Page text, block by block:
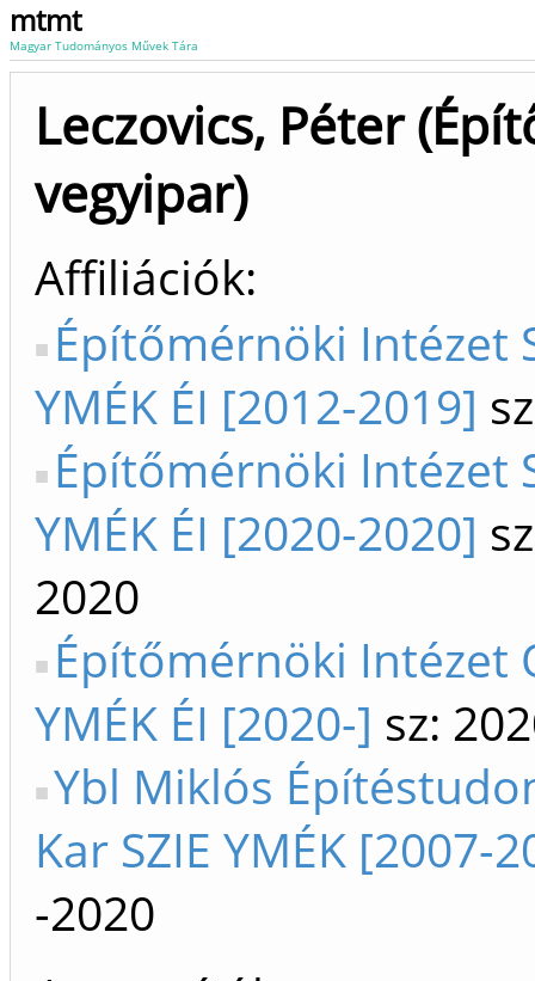
mtmt
Magyar Tudományos Művek Tára
Leczovics, Péter
vegyipar)
Affiliációk
Építőmérnöki Intézet
YMÉK ÉI [2012-2019]
Építőmérnöki Intézet
YMÉK ÉI [2020-2020]
2020
Építőmérnöki Intézet
YMÉK ÉI [2020-] sz:
Ybl Miklós
Kar SZIE YMÉK [2007-
-2020